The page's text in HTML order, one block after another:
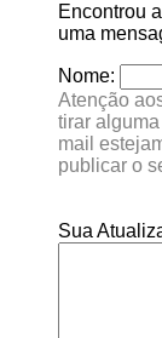
Encontrou
uma
Nome:
Atenção
tirar
mail
publicar o
Sua